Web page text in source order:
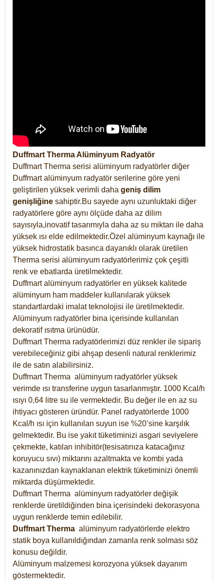
Duffmart Therma Alüminyum Radyatör
Duffmart Therma serisi alüminyum radyatörler diğer
Duffmart alüminyum radyatör serilerine göre yeni
geliştirilen yüksek verimli daha geniş dilim
genişliğine sahiptir.Bu sayede aynı uzunluktaki diğer
radyatörlere göre aynı ölçüde daha az dilim
sayısıyla,inovatif tasarımıyla daha az su miktarı ile daha
yüksek ısı elde edilmektedir.Özel alüminyum kaynağı ile
yüksek hidrostatik basınca dayanıklı olarak üretilen
Therma serisi alüminyum radyatörlerimiz çok çeşitli
renk ve ebatlarda üretilmektedir.
Duffmart alüminyum radyatörler en yüksek kalitede
alüminyum ham maddeler kullanılarak yüksek
standartlardaki imalat teknolojisi ile üretilmektedir.
Alüminyum radyatörler bina içerisinde kullanılan
dekoratif ısıtma ürünüdür.
Duffmart Therma radyatörlerimizi düz renkler ile sipariş
verebileceğiniz gibi ahşap desenli natural renklerimiz
ile de satın alabilirsiniz.
Duffmart Therma alüminyum radyatörler yüksek
verimde ısı transferine uygun tasarlanmıştır. 1000 Kcal/h
ısıyı 0,64 litre su ile vermektedir. Bu değer ile en az su
ihtiyacı gösteren üründür. Panel radyatörlerde 1000
Kcal/h ısı için kullanılan suyun ise %20’sine karşılık
gelmektedir. Bu ise yakıt tüketiminizi asgari seviyelere
çekmekte, katılan inhibitör(tesisatınıza katacağınız
koruyucu sıvı) miktarını azaltmakta ve kombi yada
kazanınızdan kaynaklanan elektrik tüketiminizi önemli
miktarda düşürmektedir.
Duffmart Therma alüminyum radyatörler değişik
renklerde üretildiğinden bina içerisindeki dekorasyona
uygun renklerde temin edilebilir.
Duffmart Therma alüminyum radyatörlerde elektro
statik boya kullanıldığından zamanla renk solması söz
konusu değildir.
Alüminyum malzemesi korozyona yüksek dayanım
göstermektedir.